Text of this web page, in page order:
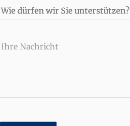
Wie dürfen wir Sie unterstützen?
Ihre Nachricht